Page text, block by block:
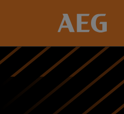
Accueil Lasers de chantier